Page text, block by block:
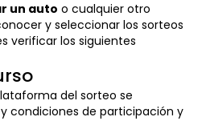
un auto o cualquier otro
y seleccionar los sorteos
verificar los siguientes
del sorteo se
condiciones de participación y